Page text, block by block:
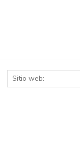
Correo